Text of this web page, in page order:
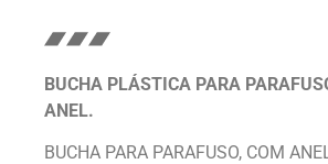
BUCHA PLÁSTICA PARA
ANEL.
BUCHA PARA PARAFUSO, COM